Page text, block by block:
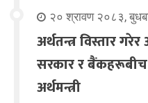
२० श्रावण २०८३,
अर्थतन्त्र विस्तार
सरकार र बैंकहरूबीच
अर्थमन्त्री